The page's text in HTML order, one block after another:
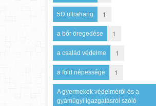
5D ultrahang 1
a bőr öregedése 1
a család védelme 1
a föld népessége 1
A gyermekek védelméről és a
gyámügyi igazgatásról szóló